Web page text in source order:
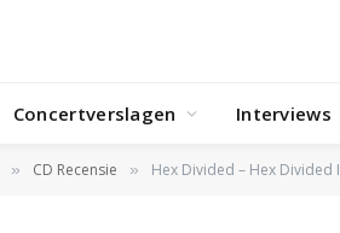
Concertverslagen Interviews
» CD Recensie » Hex Divided – Hex Divided I